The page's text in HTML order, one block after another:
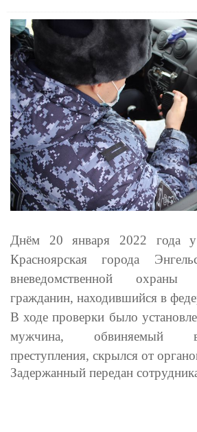
Днём 20 января 2022 года
Красноярская города
вневедомственной
гражданин, находившийся в
В ходе проверки было
мужчина, обвиняемый
преступления, скрылся от
Задержанный передан